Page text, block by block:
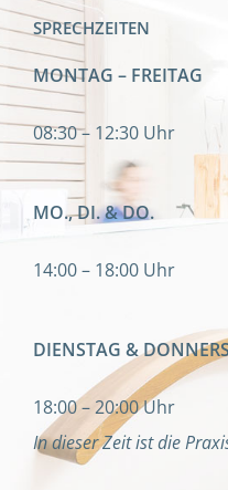
SPRECHZEITEN
MONTAG – FREITAG
08:30 – 12:30 Uhr
MO., DI. & DO.
14:00 – 18:00 Uhr
DIENSTAG &
18:00 – 20:00 Uhr
In dieser Zeit ist die